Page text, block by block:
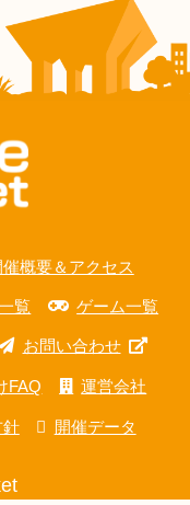
催概要＆アクセス
覧 ゲーム一覧
お問い合わせ
FAQ 運営会社
針 開催データ